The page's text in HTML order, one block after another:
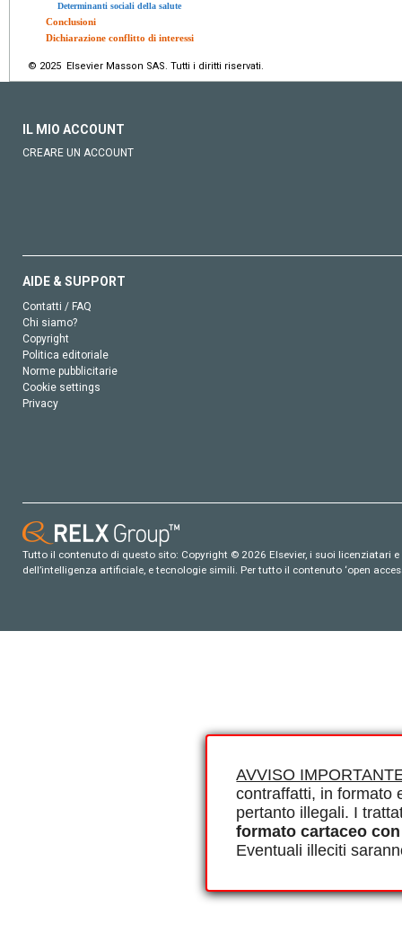
AVVISO
contraffatti, in formato
pertanto illegali. I
formato cartaceo
Eventuali illeciti
Determinanti sociali della salute
Conclusioni
Dichiarazione conflitto di interessi
© 2025 Elsevier Masson SAS. Tutti i diritti riservati.
IL MIO ACCOUNT
CREARE UN ACCOUNT
AIDE & SUPPORT
Contatti / FAQ
Chi siamo?
Copyright
Politica editoriale
Norme pubblicitarie
Cookie settings
Privacy
Tutto il contenuto di questo sito: Copyright © 2026 Elsevier, i suoi
dell’intelligenza artificiale, e tecnologie simili. Per tutto il contenuto ‘open